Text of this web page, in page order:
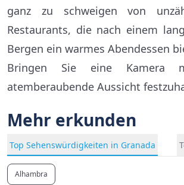
ganz zu schweigen von
Restaurants, die nach einem
Bergen ein warmes Abendessen
Bringen Sie eine Kamera
atemberaubende Aussicht
Mehr erkunden
Top Sehenswürdigkeiten in Granada
Alhambra